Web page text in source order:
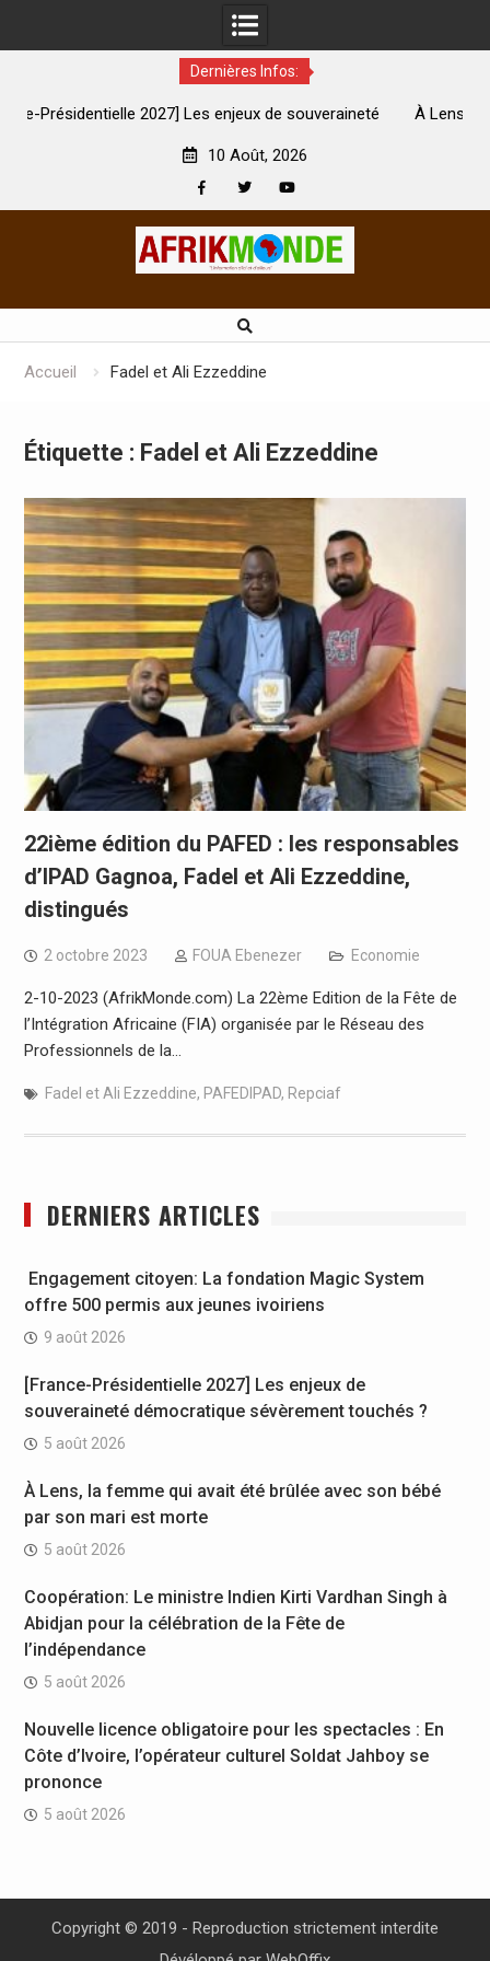
Dernières Infos:
2027] Les enjeux de souveraineté
À Lens, la femme qui avait
10 Août, 2026
Accueil Fadel et Ali Ezzeddine
Étiquette : Fadel et Ali Ezzeddine
22ième édition du PAFED : les responsables
d’IPAD Gagnoa, Fadel et Ali Ezzeddine,
distingués
2 octobre 2023 FOUA Ebenezer Economie
2-10-2023 (AfrikMonde.com) La 22ème Edition de la Fête de
l’Intégration Africaine (FIA) organisée par le Réseau des
Professionnels de la…
Fadel et Ali Ezzeddine, PAFEDIPAD, Repciaf
DERNIERS ARTICLES
Engagement citoyen: La fondation Magic System
offre 500 permis aux jeunes ivoiriens
9 août 2026
[France-Présidentielle 2027] Les enjeux de
souveraineté démocratique sévèrement touchés ?
5 août 2026
À Lens, la femme qui avait été brûlée avec son bébé
par son mari est morte
5 août 2026
Coopération: Le ministre Indien Kirti Vardhan Singh à
Abidjan pour la célébration de la Fête de
l’indépendance
5 août 2026
Nouvelle licence obligatoire pour les spectacles : En
Côte d’Ivoire, l’opérateur culturel Soldat Jahboy se
prononce
5 août 2026
Copyright © 2019 - Reproduction strictement interdite